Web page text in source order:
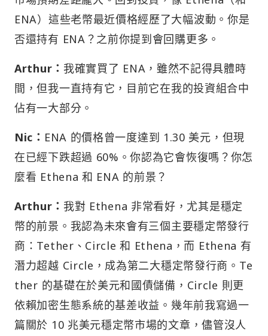
ENA）這些老幣最近價格經歷了大幅波動。你是
否還持有 ENA？之前你提到會回購更多。
Arthur： 我確實買了 ENA，雖然不記得具體時
間，但我一直持有它，目前它在我的投資組合中
佔有一大部分。
Nic： ENA 的價格曾一度達到 1.30 美元，但現
在已經下跌超過 60%。你認為它會恢復嗎？你怎
麼看 Ethena 和 ENA 的前景？
Arthur： 我對 Ethena 非常看好，尤其是穩定
幣的前景。我認為未來會有三個主要穩定幣發行
商：Tether、Circle 和 Ethena，而 Ethena 有
潛力超越 Circle，成為第二大穩定幣發行商。Te
ther 的基礎在於美元和國債儲備，Circle 則更
依賴加密生態系統的基差收益。幾年前我寫過一
篇關於 10 兆美元穩定幣市場的文章，儘管沒人